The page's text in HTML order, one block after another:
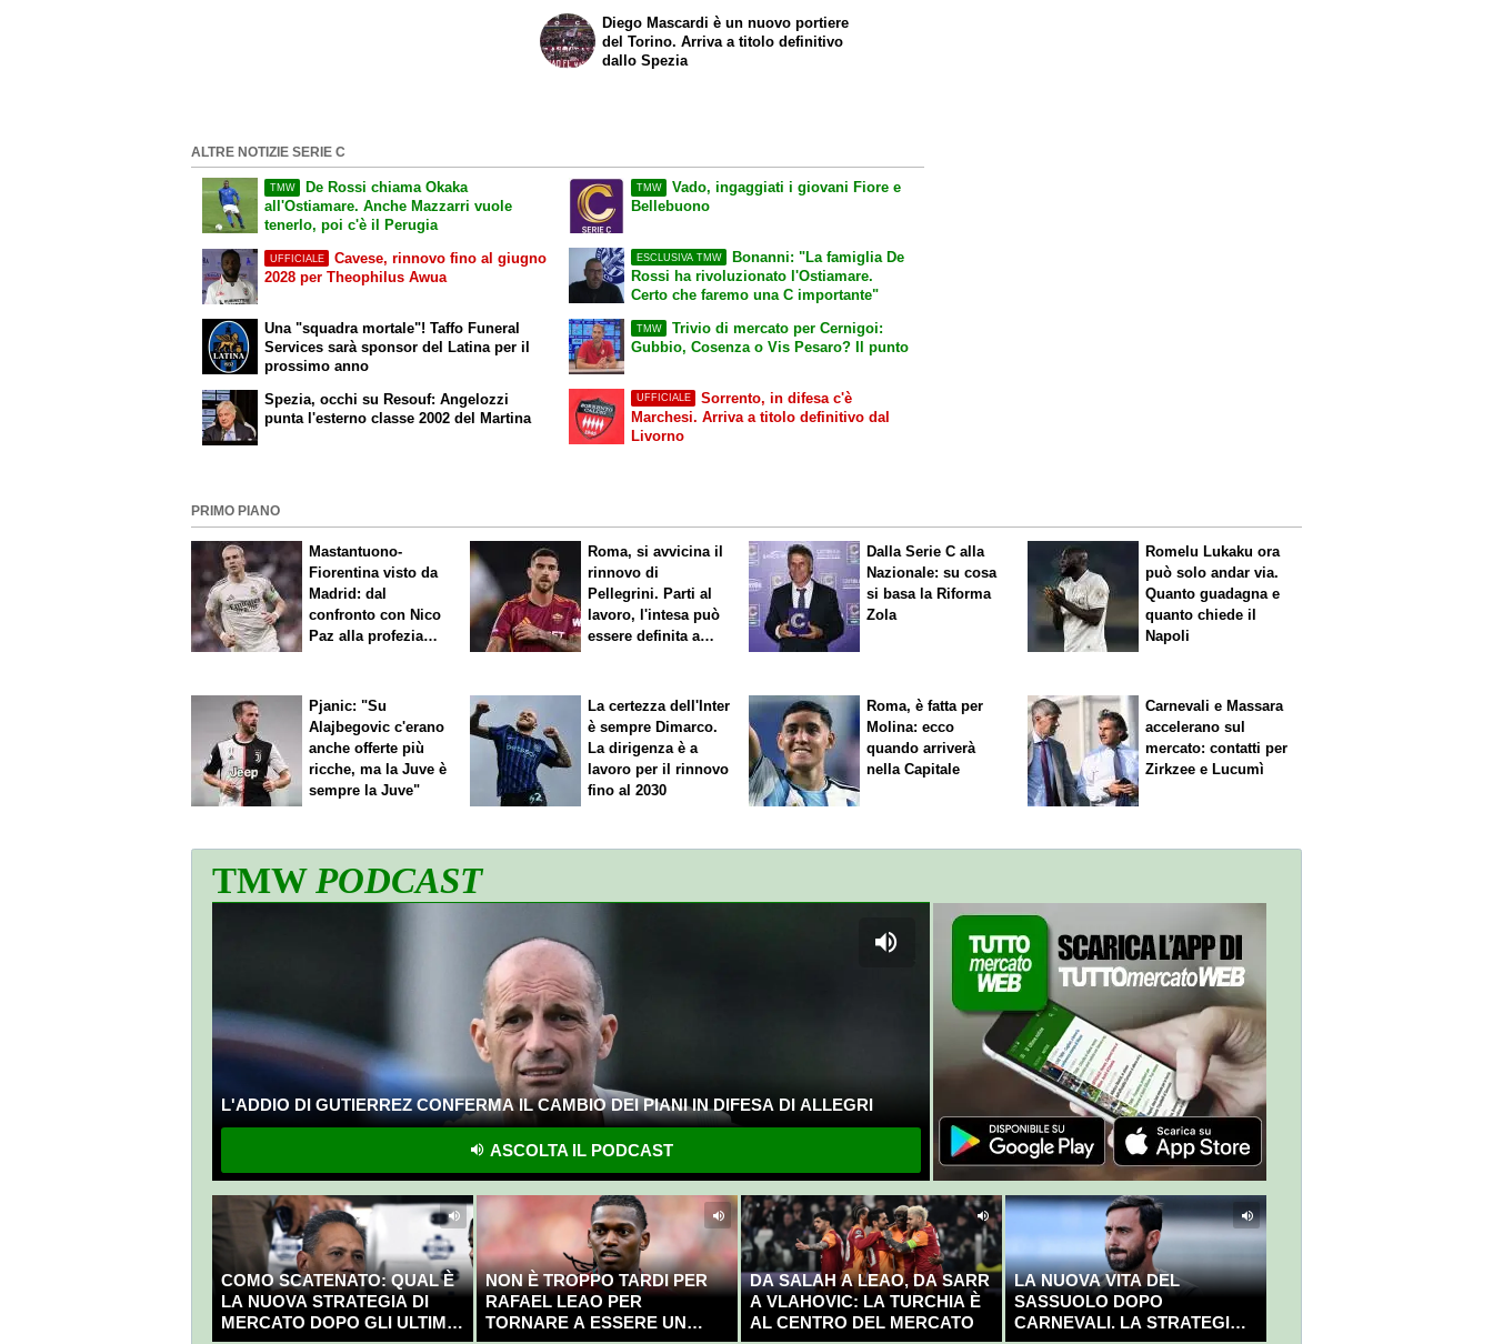
Diego Mascardi è un nuovo portiere
del Torino. Arriva a titolo definitivo
dallo Spezia
ALTRE NOTIZIE SERIE C
TMW
De Rossi chiama Okaka
all'Ostiamare. Anche Mazzarri vuole
tenerlo, poi c'è il Perugia
UFFICIALE
Cavese, rinnovo fino al giugno
2028 per Theophilus Awua
TMW
Vado, ingaggiati i giovani Fiore e
Bellebuono
ESCLUSIVA TMW
Bonanni: "La famiglia De
Rossi ha rivoluzionato l'Ostiamare.
Certo che faremo una C importante"
Una "squadra mortale"! Taffo Funeral
Services sarà sponsor del Latina per il
prossimo anno
Spezia, occhi su Resouf: Angelozzi
punta l'esterno classe 2002 del Martina
TMW
Trivio di mercato per Cernigoi:
Gubbio, Cosenza o Vis Pesaro? Il punto
UFFICIALE
Sorrento, in difesa c'è
Marchesi. Arriva a titolo definitivo dal
Livorno
PRIMO PIANO
Mastantuono-
Fiorentina visto da
Madrid: dal
confronto con Nico
Paz alla profezia
Roma, si avvicina il
rinnovo di
Pellegrini. Parti al
lavoro, l'intesa può
essere definita a
Dalla Serie C alla
Nazionale: su cosa
si basa la Riforma
Zola
Romelu Lukaku ora
può solo andar via.
Quanto guadagna e
quanto chiede il
Napoli
Pjanic: "Su
Alajbegovic c'erano
anche offerte più
ricche, ma la Juve è
sempre la Juve"
La certezza dell'Inter
è sempre Dimarco.
La dirigenza è a
lavoro per il rinnovo
fino al 2030
Roma, è fatta per
Molina: ecco
quando arriverà
nella Capitale
Carnevali e Massara
accelerano sul
mercato: contatti per
Zirkzee e Lucumì
TMWPODCAST
L'ADDIO DI GUTIERREZ CONFERMA IL CAMBIO DEI PIANI IN DIFESA DI ALLEGRI
ASCOLTA IL PODCAST
COMO SCATENATO: QUAL È
LA NUOVA STRATEGIA DI
MERCATO DOPO GLI ULTIMI
NON È TROPPO TARDI PER
RAFAEL LEAO PER
TORNARE A ESSERE UN
DA SALAH A LEAO, DA SARR
A VLAHOVIC: LA TURCHIA È
AL CENTRO DEL MERCATO
LA NUOVA VITA DEL
SASSUOLO DOPO
CARNEVALI. LA STRATEGIA È